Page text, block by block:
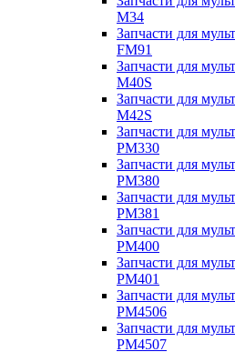
M34
Запчасти для
FM91
Запчасти для
M40S
Запчасти для
M42S
Запчасти для
PM330
Запчасти для
PM380
Запчасти для
PM381
Запчасти для
PM400
Запчасти для
PM401
Запчасти для
PM4506
Запчасти для
PM4507